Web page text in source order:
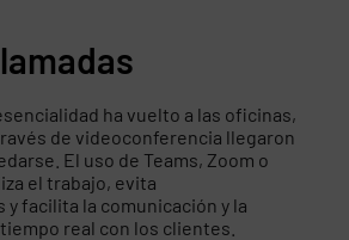
ha vuelto a las oficinas,
de videoconferencia llegaron
El uso de Teams, Zoom o
el trabajo, evita
y facilita la comunicación y la
real con los clientes.